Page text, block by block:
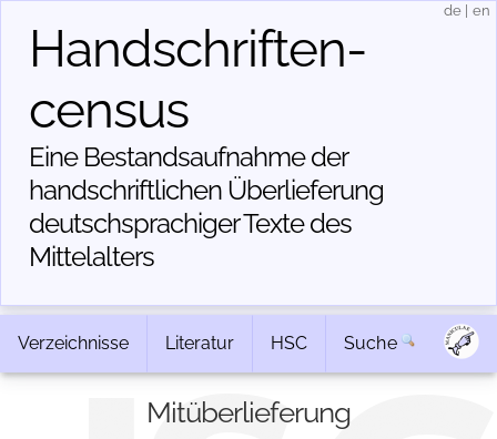
Handschriften­
census
Eine Bestandsaufnahme der
handschriftlichen Über­lieferung
deutschsprachiger Texte des
Mittelalters
de en
Verzeichnisse Literatur HSC Suche
Mitüberlieferung